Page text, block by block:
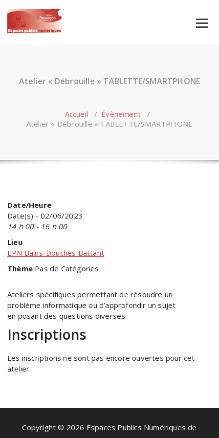
content
Atelier « Débrouille » TABLETTE/SMARTPHONE
Accueil / Évènement /
Atelier « Débrouille » TABLETTE/SMARTPHONE
Date/Heure
Date(s) - 02/06/2023
14 h 00 - 16 h 00
Lieu
EPN Bains-Douches Battant
Thème Pas de Catégories
Ateliers spécifiques permettant de résoudre un
problème informatique ou d’approfondir un sujet
en posant des questions diverses.
Inscriptions
Les inscriptions ne sont pas encore ouvertes pour cet
atelier.
Copyright © 2026 Espaces Publics Numériques de